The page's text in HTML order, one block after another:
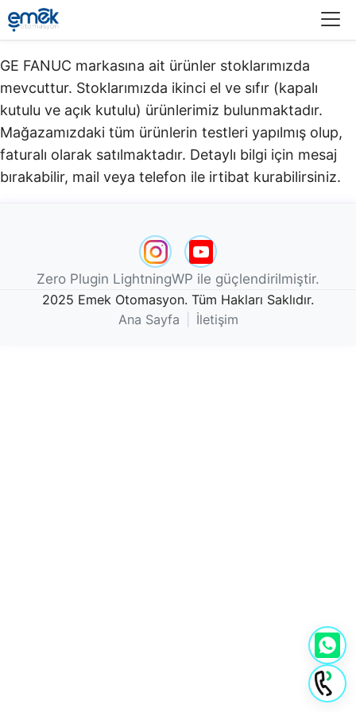
GE FANUC markasına ait ürünler stoklarımızda
mevcuttur. Stoklarımızda ikinci el ve sıfır (kapalı
kutulu ve açık kutulu) ürünlerimiz bulunmaktadır.​
Mağazamızdaki tüm ürünlerin testleri yapılmış olup,
faturalı olarak satılmaktadır. Detaylı bilgi için mesaj
bırakabilir, mail veya telefon ile irtibat kurabilirsiniz.
Zero Plugin LightningWP ile güçlendirilmiştir.
2025 Emek Otomasyon. Tüm Hakları Saklıdır.
Ana Sayfa
İletişim